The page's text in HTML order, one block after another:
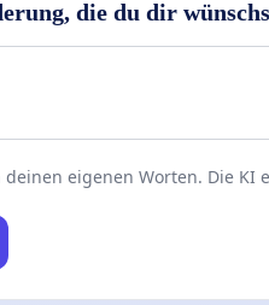
die du dir
eigenen Worten. Die KI